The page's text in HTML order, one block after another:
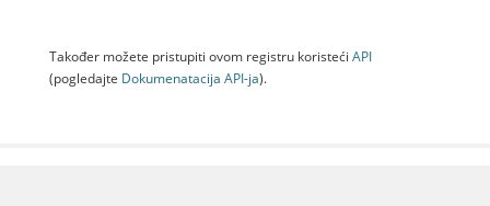
Također možete pristupiti ovom registru koristeći API
(pogledajte Dokumenаtаcijа API-jа).